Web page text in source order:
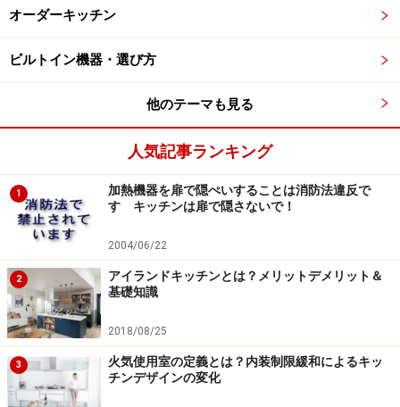
ライオリティを置いた場合、コストパフォーマンスは非
常に優れているものでもあります。そしてなにより、
「自分らしさ」が実現できるわけですから、住まい手の
満足度が上がります。
ることだと思っています。そして、完成した家の価値が
上がるということは、それを設計した建築家や施工した
工務店の価値も上がるということです。決してメーカー
のシステムキッチンがダメだと言っているわけではな
く、それぞれのライフスタイルに合った最適なキッチン
を健全に選ぶことができる環境が大事なのです。
ダイニングテーブルまで含んだ1.2m×2.8mのキッチン。オー
ダーキッチンながら、50万円程度とローコストで出来ている
オーダーキッチン
ビルトイン機器・選び方
他のテーマも見る
人気記事ランキング
1
加熱機器を扉で隠ぺいすることは消防法違反で
す キッチンは扉で隠さないで！
2004/06/22
2
アイランドキッチンとは？メリットデメリット＆
基礎知識
2018/08/25
3
火気使用室の定義とは？内装制限緩和によるキッ
チンデザインの変化